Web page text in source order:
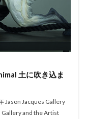
土に吹き込ま
Jason Jacques Gallery
Gallery and the Artist